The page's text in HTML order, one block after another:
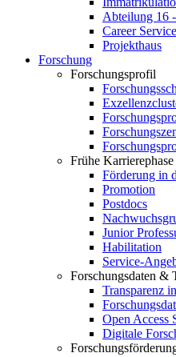
Abteilung 16
Career Service
Projekthaus
Forschung
Forschungsprofil
Frühe Karrierephase
Förderung in
Promotion
Postdocs
Junior
Habilitation
Service-
Forschungsdaten &
Transparenz
Open Access
Digitale